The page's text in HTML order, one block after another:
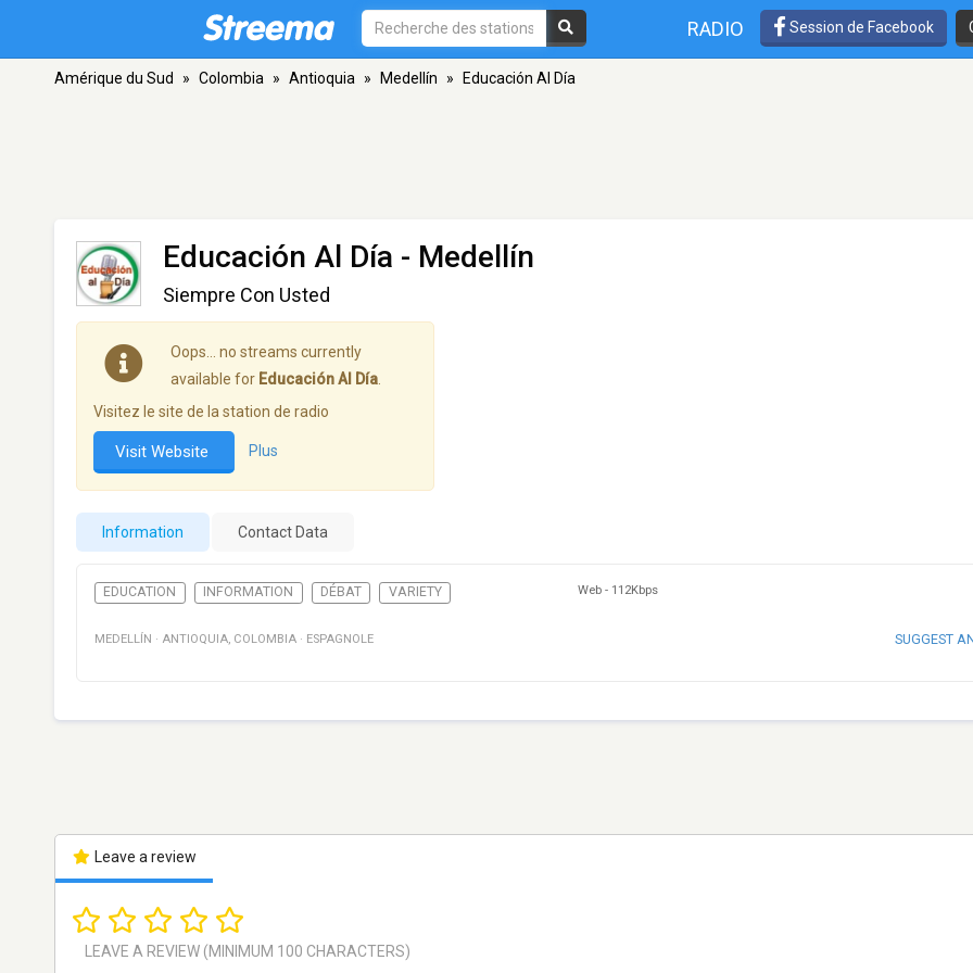
RADIO Session de Facebook
Amérique du Sud » Colombia » Antioquia » Medellín » Educación Al Día
Educación Al Día - Medellín
Siempre Con Usted
Oops… no streams currently
available for Educación Al Día
Visitez le site de la station de radio
Visit Website Plus
Information Contact Data
EDUCATION INFORMATION DÉBAT VARIETY Web - 112Kbps
MEDELLÍN · ANTIOQUIA, COLOMBIA · ESPAGNOLE SUGGEST
Leave a review